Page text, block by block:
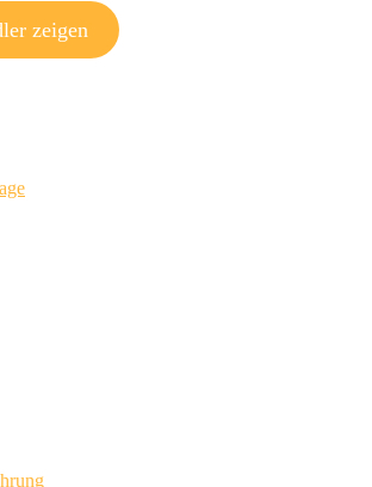
zeigen